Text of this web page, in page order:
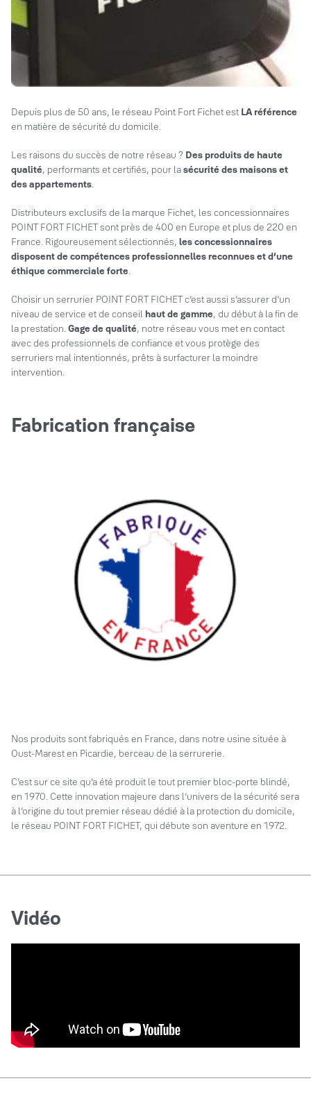
Depuis plus de 50 ans, le réseau Point Fort Fichet est LA référence
en matière de sécurité du domicile.
Les raisons du succès de notre réseau ? Des produits de haute
qualité, performants et certifiés, pour lasécurité des maisons et
des appartements
Distributeurs exclusifs de la marque Fichet, les concessionnaires
POINT FORT FICHET sont près de 400 en Europe et plus de 220 en
France. Rigoureusement sélectionnés, les concessionnaires
disposent de compétences professionnelles reconnues et d’une
éthique commerciale forte
Choisir un serrurier POINT FORT FICHET c’est aussi s’assurer d’un
niveau de service et de conseil haut de gamme, du début à la fin de
la prestation. Gage de qualité, notre réseau vous met en contact
avec des professionnels de confiance et vous protège des
serruriers mal intentionnés, prêts à surfacturer la moindre
intervention.
Fabrication française
Nos produits sont fabriqués en France, dans notre usine située à
Oust-Marest en Picardie, berceau de la serrurerie.
C’est sur ce site qu’a été produit le tout premier bloc-porte blindé,
en 1970. Cette innovation majeure dans l’univers de la sécurité sera
à l’origine du tout premier réseau dédié à la protection du domicile,
le réseau POINT FORT FICHET, qui débute son aventure en 1972.
Vidéo